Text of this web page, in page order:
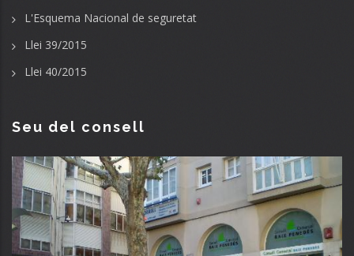
L'Esquema Nacional de seguretat
Llei 39/2015
Llei 40/2015
Seu del consell